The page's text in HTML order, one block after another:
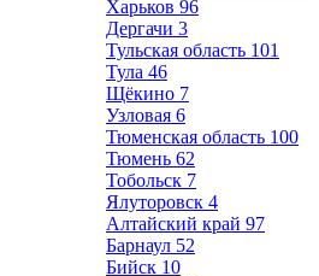
Харьков 96
Дергачи 3
Тульская область 101
Тула 46
Щёкино 7
Узловая 6
Тюменская область 100
Тюмень 62
Тобольск 7
Ялуторовск 4
Алтайский край 97
Барнаул 52
Бийск 10